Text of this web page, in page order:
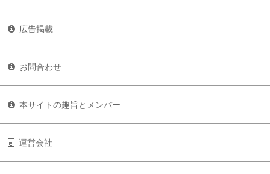
広告掲載
お問合わせ
本サイトの趣旨とメンバー
運営会社